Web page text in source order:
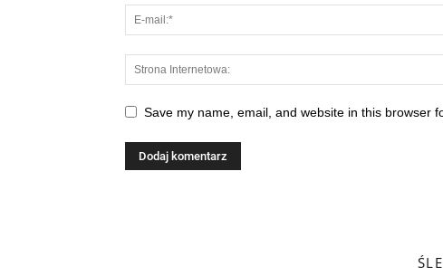
Save my name, email, and website in this browser